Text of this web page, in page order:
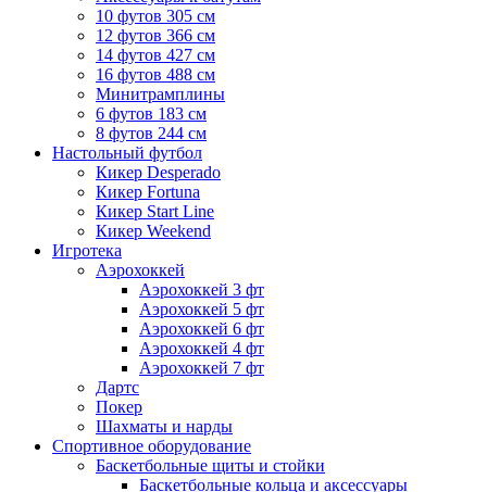
10 футов 305 см
12 футов 366 см
14 футов 427 см
16 футов 488 см
Минитрамплины
6 футов 183 см
8 футов 244 см
Настольный футбол
Кикер Desperado
Кикер Fortuna
Кикер Start Line
Кикер Weekend
Игротека
Аэрохоккей
Аэрохоккей 3 фт
Аэрохоккей 5 фт
Аэрохоккей 6 фт
Аэрохоккей 4 фт
Аэрохоккей 7 фт
Дартс
Покер
Шахматы и нарды
Спортивное оборудование
Баскетбольные щиты и стойки
Баскетбольные кольца и аксессуары